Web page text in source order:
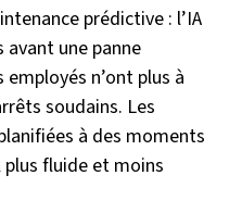
prédictive : l’IA
une panne
n’ont plus à
soudains. Les
à des moments
fluide et moins